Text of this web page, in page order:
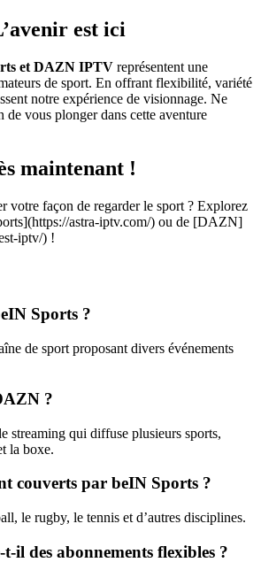
est ici
et DAZN IPTV représentent une
de sport. En offrant flexibilité, variété
notre expérience de visionnage. Ne
de vous plonger dans cette aventure
maintenant !
votre façon de regarder le sport ? Explorez
astra-iptv.com/) ou de [DAZN]
iptv/) !
Sports ?
de sport proposant divers événements
?
streaming qui diffuse plusieurs sports,
la boxe.
couverts par beIN Sports ?
le rugby, le tennis et d’autres disciplines.
il des abonnements flexibles ?